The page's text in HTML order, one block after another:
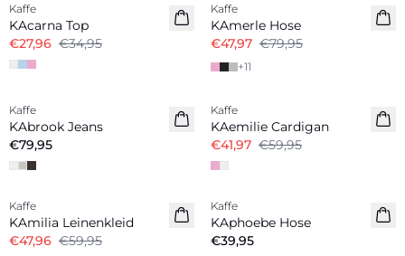
Kaffe
KAcarna Top
€27,96 €34,95
Kaffe
KAmerle Hose
€47,97 €79,95
+11
Kaffe
KAbrook Jeans
€79,95
Kaffe
KAemilie Cardigan
€41,97 €59,95
Leinenmix
-20%
Kaffe
KAmilia Leinenkleid
€47,96 €59,95
Kaffe
KAphoebe Hose
€39,95